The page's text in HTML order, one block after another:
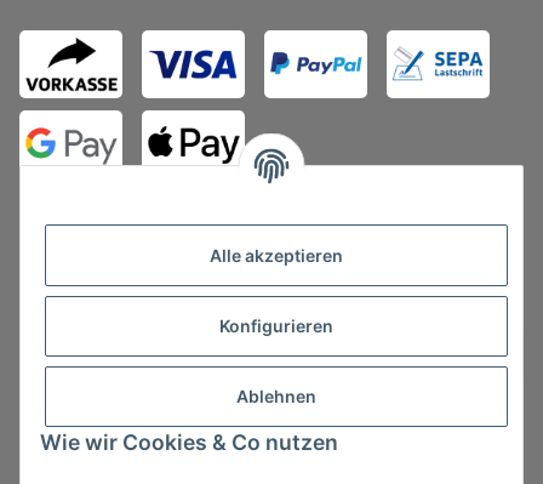
Alle akzeptieren
Konfigurieren
Ablehnen
Wie wir Cookies & Co nutzen
Vertrag widerrufen